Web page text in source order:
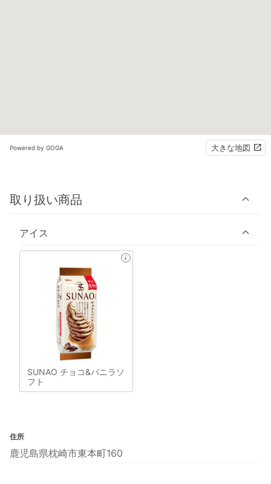
Powered by GOGA 大きな地図
取り扱い商品
アイス
SUNAO チョコ&バニラソ
フト
住所
鹿児島県枕崎市東本町160